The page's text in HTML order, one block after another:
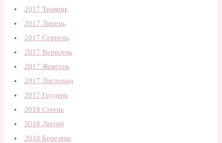
2017 Травень
2017 Липень
2017 Серпень
2017 Вересень
2017 Жовтень
2017 Листопад
2017 Грудень
2018 Січень
2018 Лютий
2018 Березень